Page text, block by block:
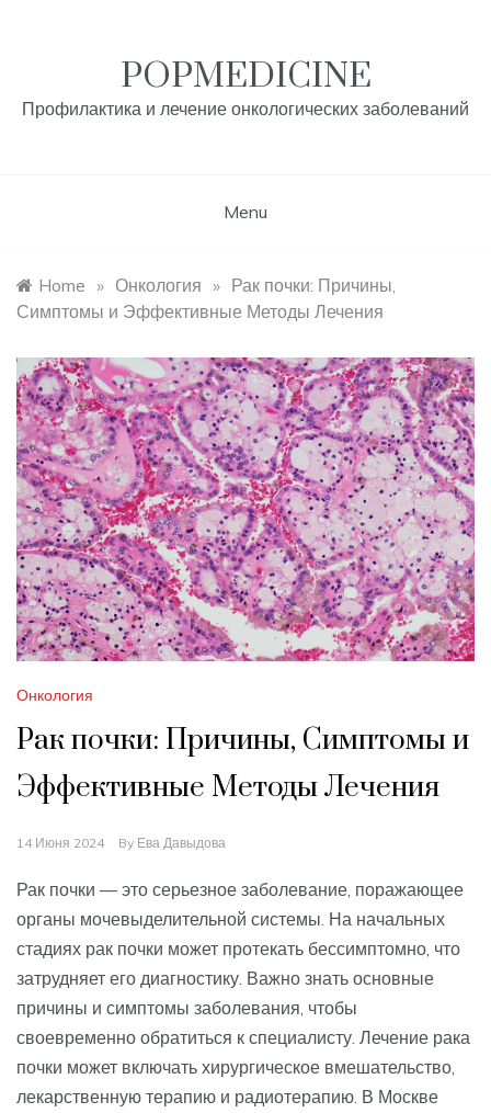
POPMEDICINE
Профилактика и лечение онкологических заболеваний
Menu
Home » Онкология » Рак почки: Причины,
Симптомы и Эффективные Методы Лечения
Онкология
Рак почки: Причины, Симптомы и
Эффективные Методы Лечения
14 Июня 2024 By Ева Давыдова
Рак почки — это серьезное заболевание, поражающее
органы мочевыделительной системы. На начальных
стадиях рак почки может протекать бессимптомно, что
затрудняет его диагностику. Важно знать основные
причины и симптомы заболевания, чтобы
своевременно обратиться к специалисту. Лечение рака
почки может включать хирургическое вмешательство,
лекарственную терапию и радиотерапию. В Москве